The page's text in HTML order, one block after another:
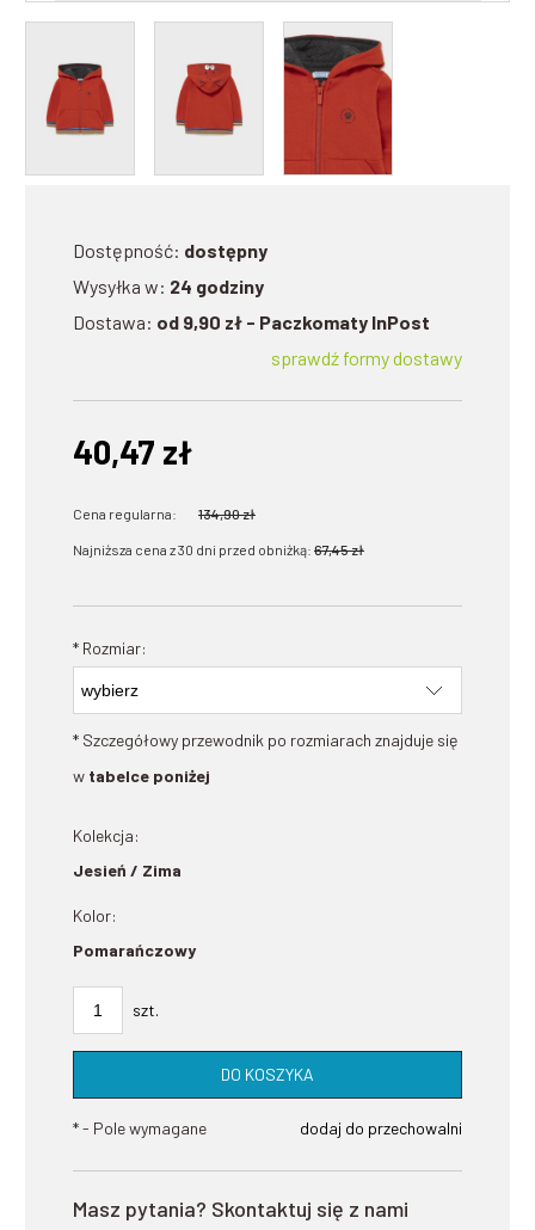
Dostępność: dostępny
Wysyłka w: 24 godziny
Dostawa: od 9,90 zł - Paczkomaty InPost
sprawdź formy dostawy
40,47 zł
Cena regularna: 134,90 zł
Najniższa cena z 30 dni przed obniżką: 67,45 zł
* Rozmiar:
* Szczegółowy przewodnik po rozmiarach znajduje się
w tabelce poniżej
Kolekcja:
Jesień / Zima
Kolor:
Pomarańczowy
szt.
DO KOSZYKA
dodaj do przechowalni
*- Pole wymagane
Masz pytania? Skontaktuj się z nami